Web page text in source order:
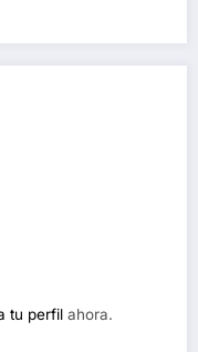
tu perfil ahora.